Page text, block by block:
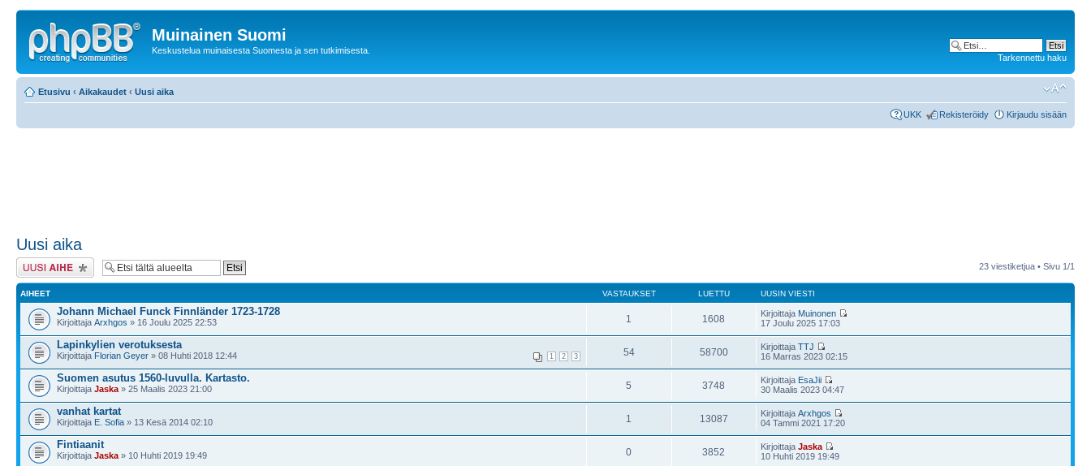
Muinainen Suomi
Keskustelua muinaisesta Suomesta ja sen tutkimisesta.
Tarkennettu haku
Etusivu ‹ Aikakaudet ‹ Uusi aika
UKK Rekisteröidy Kirjaudu sisään
Uusi aika
Lähetä uusi viesti 23 viestiketjua • Sivu 1/1
AIHEET VASTAUKSET LUETTU UUSIN VIESTI
Johann Michael Funck Finnländer 1723-1728
Kirjoittaja Arxhgos » 16 Joulu 2025 22:53 1 1608 Kirjoittaja Muinonen
17 Joulu 2025 17:03
Lapinkylien verotuksesta
1 2 3
Kirjoittaja Florian Geyer » 08 Huhti 2018 12:44 54 58700 KirjoittajaTTJ
16 Marras 2023 02:15
Suomen asutus 1560-luvulla. Kartasto.
Kirjoittaja Jaska » 25 Maalis 2023 21:00 5 3748 Kirjoittaja EsaJii
30 Maalis 2023 04:47
vanhat kartat
Kirjoittaja E. Sofia » 13 Kesä 2014 02:10 1 13087 KirjoittajaArxhgos
04 Tammi 2021 17:20
Fintiaanit
Kirjoittaja Jaska » 10 Huhti 2019 19:49 0 3852 KirjoittajaJaska
10 Huhti 2019 19:49